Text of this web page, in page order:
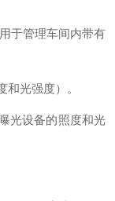
于管理车间内带有
光强度）。
光设备的照度和光